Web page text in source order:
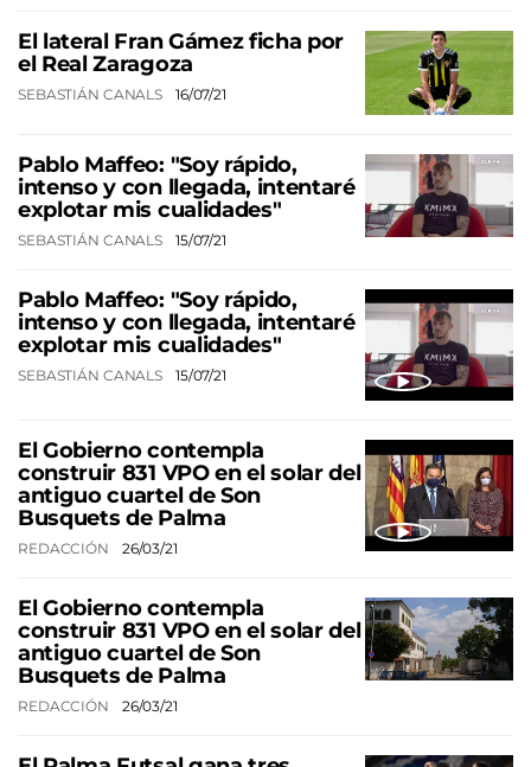
El lateral Fran Gámez ficha por
el Real Zaragoza
SEBASTIÁN CANALS 16/07/21
Pablo Maffeo: "Soy rápido,
intenso y con llegada, intentaré
explotar mis cualidades"
SEBASTIÁN CANALS 15/07/21
Pablo Maffeo: "Soy rápido,
intenso y con llegada, intentaré
explotar mis cualidades"
SEBASTIÁN CANALS 15/07/21
El Gobierno contempla
construir 831 VPO en el solar del
antiguo cuartel de Son
Busquets de Palma
REDACCIÓN 26/03/21
El Gobierno contempla
construir 831 VPO en el solar del
antiguo cuartel de Son
Busquets de Palma
REDACCIÓN 26/03/21